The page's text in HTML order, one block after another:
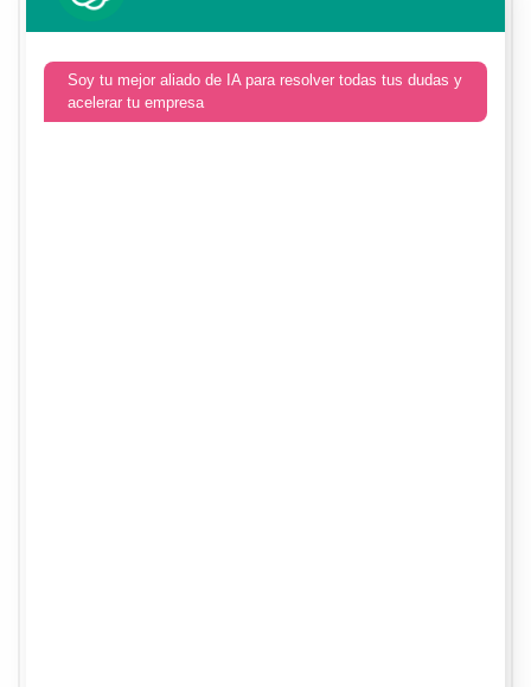
Soy tu mejor aliado de IA para resolver todas tus dudas y
acelerar tu empresa